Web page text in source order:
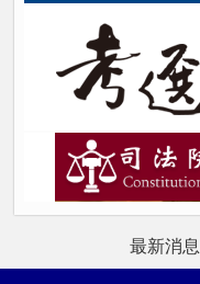
最新消息